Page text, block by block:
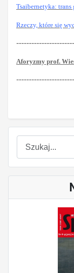
Szukaj
Tsaibernetyka: trans
Rzeczy, które się
Aforyzmy prof.